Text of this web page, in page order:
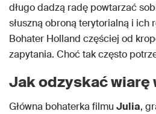
długo dadzą radę powtarzać
słuszną obroną terytorialną i ich
Bohater Holland częściej od
zapytania. Choć tak często
Jak odzyskać wiarę
Główna bohaterka filmu Julia,